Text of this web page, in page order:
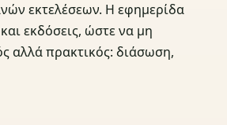
εκτελέσεων. Η εφημερίδα
εκδόσεις, ώστε να μη
αλλά πρακτικός: διάσωση,